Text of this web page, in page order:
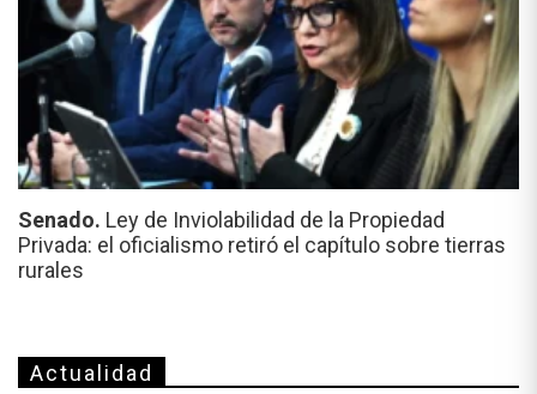
Senado. Ley de Inviolabilidad de la Propiedad
Privada: el oficialismo retiró el capítulo sobre tierras
rurales
Actualidad